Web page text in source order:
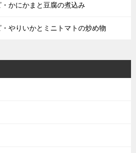
かにかまと豆腐の煮込み
やりいかとミニトマトの炒め物